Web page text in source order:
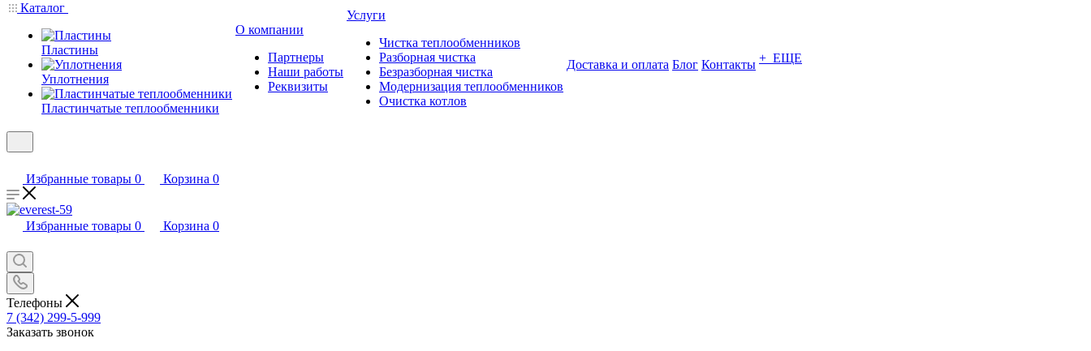
Каталог
Пластины
Уплотнения
Пластинчатые теплообменники
О компании
Партнеры
Наши работы
Реквизиты
Услуги
Чистка теплообменников
Разборная чистка
Безразборная чистка
Модернизация теплообменников
Очистка котлов
Доставка и оплата Блог Контакты + ЕЩЕ
Избранные товары 0 Корзина 0
Избранные товары 0 Корзина 0
Телефоны
7 (342) 299-5-999
Заказать звонок